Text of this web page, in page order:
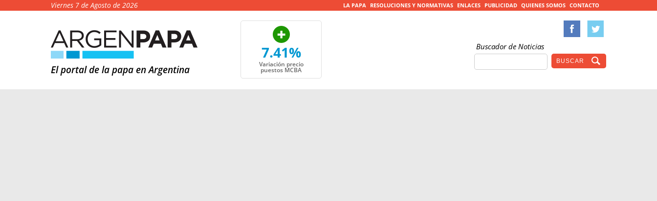
Viernes 7 de Agosto de 2026 LA PAPA RESOLUCIONES Y NORMATIVAS ENLACES PUBLICIDAD QUIENES SOMOS CONTACTO
El portal de la papa en Argentina
7.41%
Variación precio
puestos MCBA
Buscador de Noticias